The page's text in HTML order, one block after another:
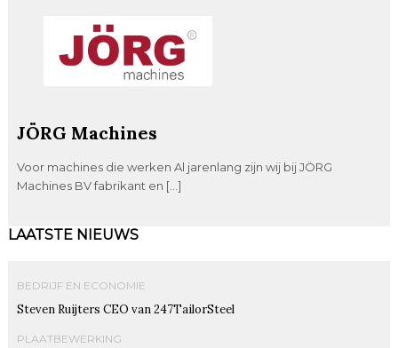
JÖRG Machines
Voor machines die werken Al jarenlang zijn wij bij JÖRG
Machines BV fabrikant en […]
LAATSTE NIEUWS
BEDRIJF EN ECONOMIE
Steven Ruijters CEO van 247TailorSteel
PLAATBEWERKING